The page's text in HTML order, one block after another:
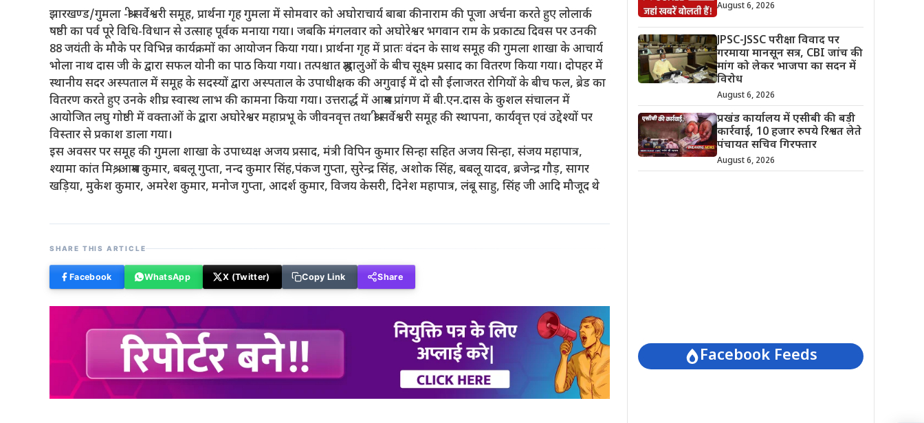
झारखण्ड/गुमला -श्री सर्वेश्वरी समूह, प्रार्थना गृह गुमला में सोमवार को अघोराचार्य बाबा कीनाराम की पूजा अर्चना करते हुए लोलार्क
षष्ठी का पर्व पूरे विधि-विधान से उत्साह पूर्वक मनाया गया। जबकि मंगलवार को अघोरेश्वर भगवान राम के प्रकाट्य दिवस पर उनकी
88 जयंती के मौके पर विभिन्न कार्यक्रमों का आयोजन किया गया। प्रार्थना गृह में प्रातः वंदन के साथ समूह की गुमला शाखा के आचार्य
भोला नाथ दास जी के द्वारा सफल योनी का पाठ किया गया। तत्पश्चात श्रद्धालुओं के बीच सूक्ष्म प्रसाद का वितरण किया गया। दोपहर में
स्थानीय सदर अस्पताल में समूह के सदस्यों द्वारा अस्पताल के उपाधीक्षक की अगुवाई में दो सौ ईलाजरत रोगियों के बीच फल, ब्रेड का
वितरण करते हुए उनके शीघ्र स्वास्थ लाभ की कामना किया गया। उत्तरार्द्ध में आश्रम प्रांगण में बी.एन.दास के कुशल संचालन में
आयोजित लघु गोष्ठी में वक्ताओं के द्वारा अघोरेश्वर महाप्रभू के जीवनवृत्त तथा श्री सर्वेश्वरी समूह की स्थापना, कार्यवृत्त एवं उद्देश्यों पर
विस्तार से प्रकाश डाला गया।
इस अवसर पर समूह की गुमला शाखा के उपाध्यक्ष अजय प्रसाद, मंत्री विपिन कुमार सिन्हा सहित अजय सिन्हा, संजय महापात्र,
श्यामा कांत मिश्र, आश्रम कुमार, बबलू गुप्ता, नन्द कुमार सिंह,पंकज गुप्ता, सुरेन्द्र सिंह, अशोक सिंह, बबलू यादव, ब्रजेन्द्र गौड़, सागर
खड़िया, मुकेश कुमार, अमरेश कुमार, मनोज गुप्ता, आदर्श कुमार, विजय केसरी, दिनेश महापात्र, लंबू साहु, सिंह जी आदि मौजूद थे
SHARE THIS ARTICLE
Facebook WhatsApp X (Twitter) Copy Link Share
August 6, 2026
JPSC-JSSC परीक्षा विवाद पर
गरमाया मानसून सत्र, CBI जांच की
मांग को लेकर भाजपा का सदन में
विरोध
August 6, 2026
प्रखंड कार्यालय में एसीबी की बड़ी
कार्रवाई, 10 हजार रुपये रिश्वत लेते
पंचायत सचिव गिरफ्तार
August 6, 2026
Facebook Feeds